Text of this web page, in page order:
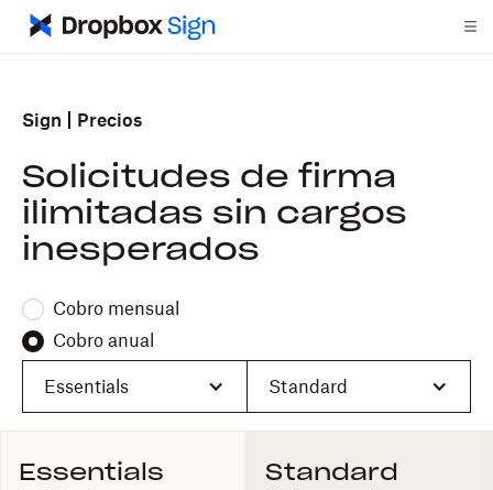
Sign Precios
Solicitudes de firma
ilimitadas sin cargos
inesperados
Cobro mensual
Cobro anual
Essentials Standard
Essentials Standard